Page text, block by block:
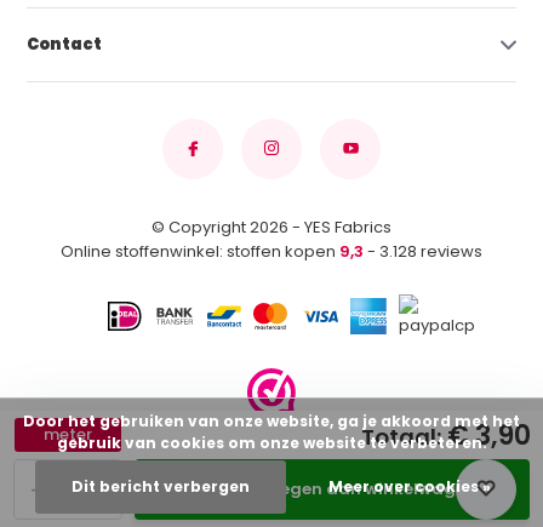
+
-
meter
Toevoegen aan winkelwagen
Totaal:€ 3,90
Contact
© Copyright 2026 - YES Fabrics
Online stoffenwinkel: stoffen kopen 9,3 - 3.128 reviews
Door het gebruiken van onze website, ga je akkoord met het
gebruik van cookies om onze website te verbeteren.
Dit bericht verbergen Meer over cookies »